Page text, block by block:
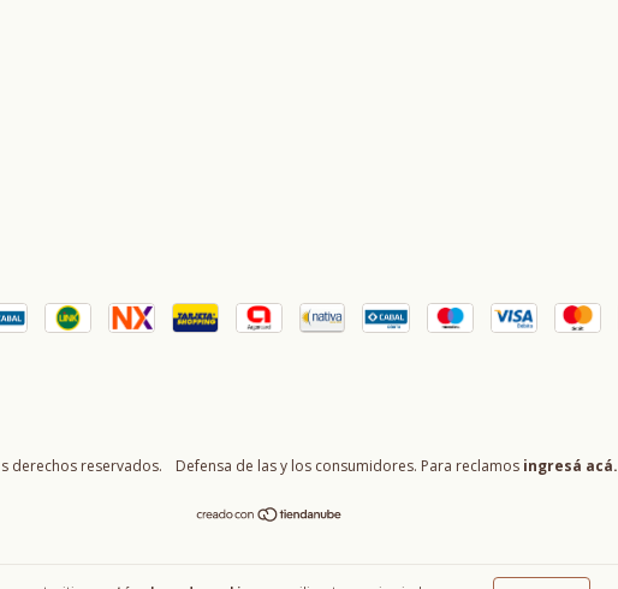
derechos reservados. Defensa de las y los consumidores. Para reclamos ingresá acá.